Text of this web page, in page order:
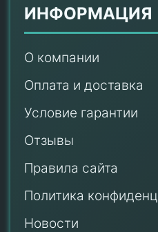
ИНФОРМАЦИЯ
О компании
Оплата и доставка
Условие гарантии
Отзывы
Правила сайта
Политика
Новости